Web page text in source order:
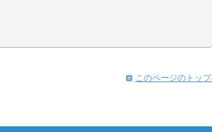
このページのトッ